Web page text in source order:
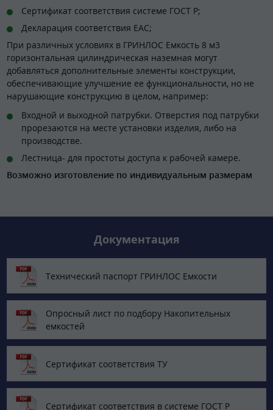
Сертификат соответствия системе ГОСТ Р;
Декларация соответствия EAC;
При различных условиях в ГРИНЛОС Емкость 8 м3
горизонтальная цилиндрическая наземная могут
добавляться дополнительные элементы конструкции,
обеспечивающие улучшение ее функциональности, но не
нарушающие конструкцию в целом, например:
Входной и выходной патрубки. Отверстия под патрубки
прорезаются на месте установки изделия, либо на
производстве.
Лестница- для простоты доступа к рабочей камере.
Возможно изготовление по индивидуальным размерам
Документация
Технический паспорт ГРИНЛОС Емкости
Опросный лист по подбору Накопительных
емкостей
Сертификат соответствия ТУ
Сертификат соответствия в системе ГОСТ Р